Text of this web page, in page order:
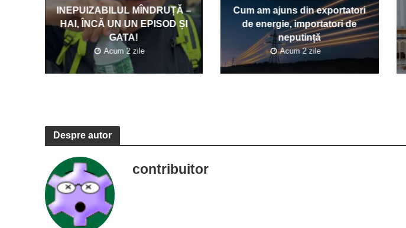
INEPUIZABILUL MÎNDRUȚĂ –
HAI, ÎNCĂ UN UN EPISOD ȘI
GATA!
Acum 2 zile
Cum am ajuns din exportatori
de energie, importatori de
neputință
Acum 2 zile
Despre autor
contribuitor